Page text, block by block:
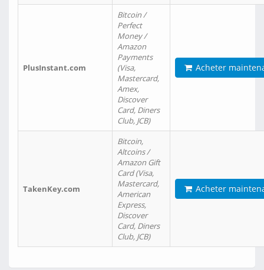
PlusInstant.com
Bitcoin /
Perfect
Money /
Amazon
Payments
(Visa,
Mastercard,
Amex,
Discover
Card, Diners
Club, JCB)
Acheter
TakenKey.com
Bitcoin,
Altcoins /
Amazon Gift
Card (Visa,
Mastercard,
American
Express,
Discover
Card, Diners
Club, JCB)
Acheter